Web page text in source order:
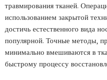
травмирования тканей.
использованием закрытой
достичь естественного вида
популярной. Точные методы,
минимально вмешиваются в
быстрому процессу